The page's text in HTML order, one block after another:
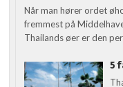
Når man hører ordet
fremmest på
Thailands øer er den
5